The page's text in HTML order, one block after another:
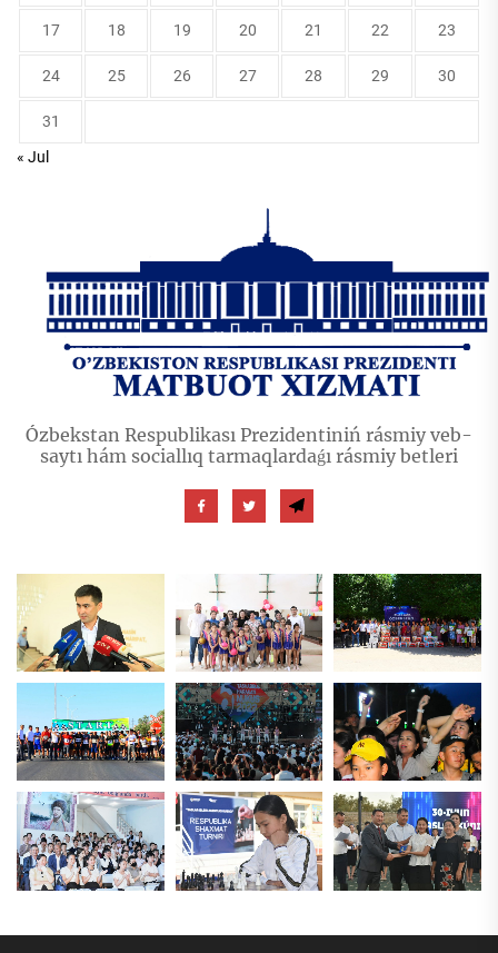
17 18 19 20 21 22 23
24 25 26 27 28 29 30
31
« Jul
Ózbekstan Respublikası Prezidentiniń rásmiy veb-
saytı hám sociallıq tarmaqlardaǵı rásmiy betleri